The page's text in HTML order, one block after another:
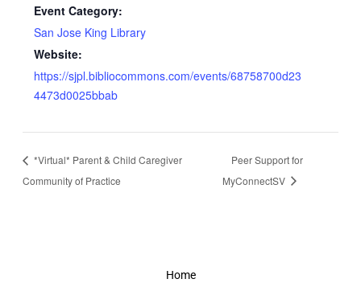
Event Category:
San Jose King Library
Website:
https://sjpl.bibliocommons.com/events/68758700d23
4473d0025bbab
*Virtual* Parent & Child Caregiver
Community of Practice
Peer Support for
MyConnectSV
Home